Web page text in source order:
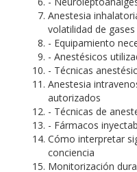
Anestesia
volatilidad de gases
- Equipamiento
- Anestésicos
- Técnicas
Anestesia
autorizados
- Técnicas de
- Fármacos
Cómo interpretar
conciencia
Monitorización